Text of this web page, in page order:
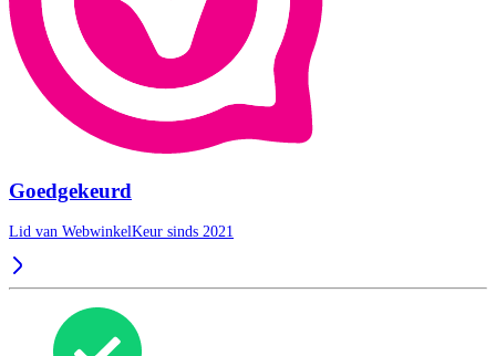
Goedgekeurd
Lid van WebwinkelKeur sinds 2021